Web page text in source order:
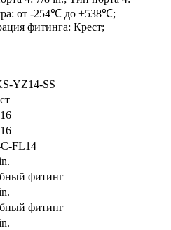
от -254℃ до +538℃;
фитинга: Крест;
YZ14-SS
C-FL14
фитинг
фитинг